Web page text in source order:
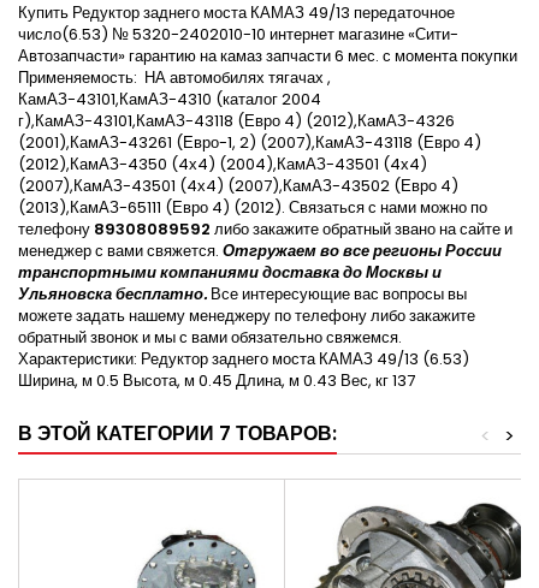
Купить Редуктор заднего моста КАМАЗ 49/13 передаточное
число(6.53) № 5320-2402010-10 интернет магазине «Сити-
Автозапчасти» гарантию на камаз запчасти 6 мес. с момента покупки
Применяемость: НА автомобилях тягачах ,
КамАЗ-43101,КамАЗ-4310 (каталог 2004
г),КамАЗ-43101,КамАЗ-43118 (Евро 4) (2012),КамАЗ-4326
(2001),КамАЗ-43261 (Евро-1, 2) (2007),КамАЗ-43118 (Евро 4)
(2012),КамАЗ-4350 (4х4) (2004),КамАЗ-43501 (4х4)
(2007),КамАЗ-43501 (4х4) (2007),КамАЗ-43502 (Евро 4)
(2013),КамАЗ-65111 (Евро 4) (2012). Связаться с нами можно по
телефону 89308089592 либо закажите обратный звано на сайте и
менеджер с вами свяжется. Отгружаем во все регионы России
транспортными компаниями доставка до Москвы и
Ульяновска бесплатно. Все интересующие вас вопросы вы
можете задать нашему менеджеру по телефону либо закажите
обратный звонок и мы с вами обязательно свяжемся.
Характеристики: Редуктор заднего моста КАМАЗ 49/13 (6.53)
Ширина, м 0.5 Высота, м 0.45 Длина, м 0.43 Вес, кг 137
В ЭТОЙ КАТЕГОРИИ 7 ТОВАРОВ: >
<